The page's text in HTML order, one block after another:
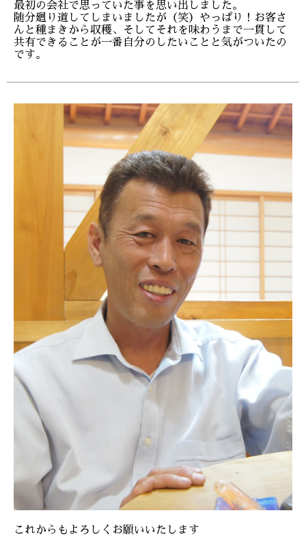
最初の会社で思っていた事を思い出しました。
随分廻り道してしまいましたが（笑）やっぱり！お客さ
んと種まきから収穫、そしてそれを味わうまで一貫して
共有できることが一番自分のしたいことと気がついたの
です。
これからもよろしくお願いいたします